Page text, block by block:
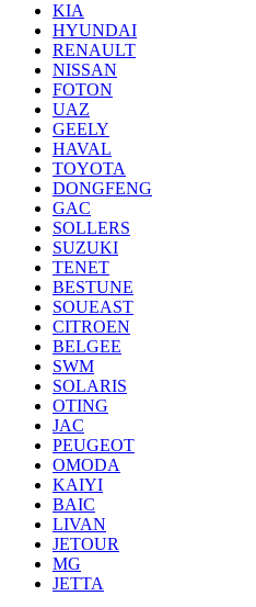
KIA
HYUNDAI
RENAULT
NISSAN
FOTON
UAZ
GEELY
HAVAL
TOYOTA
DONGFENG
GAC
SOLLERS
SUZUKI
TENET
BESTUNE
SOUEAST
CITROEN
BELGEE
SWM
SOLARIS
OTING
JAC
PEUGEOT
OMODA
KAIYI
BAIC
LIVAN
JETOUR
MG
JETTA